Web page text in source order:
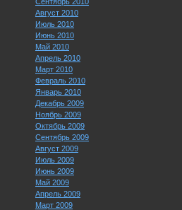
Август 2010
Июль 2010
Июнь 2010
Май 2010
Апрель 2010
Март 2010
Февраль 2010
Январь 2010
Декабрь 2009
Ноябрь 2009
Октябрь 2009
Сентябрь 2009
Август 2009
Июль 2009
Июнь 2009
Май 2009
Апрель 2009
Март 2009